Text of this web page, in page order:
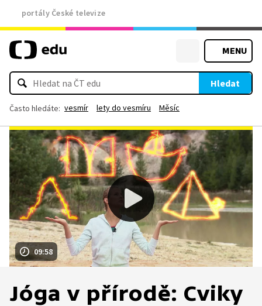
portály České televize
MENU
Hledat
Často hledáte: vesmír lety do vesmíru Měsíc
09:58
Jóga v přírodě: Cviky